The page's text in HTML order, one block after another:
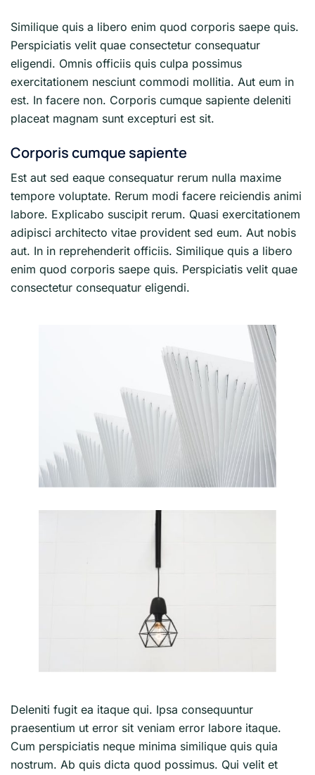
Similique quis a libero enim quod corporis saepe quis.
Perspiciatis velit quae consectetur consequatur
eligendi. Omnis officiis quis culpa possimus
exercitationem nesciunt commodi mollitia. Aut eum in
est. In facere non. Corporis cumque sapiente deleniti
placeat magnam sunt excepturi est sit.
Corporis cumque sapiente
Est aut sed eaque consequatur rerum nulla maxime
tempore voluptate. Rerum modi facere reiciendis animi
labore. Explicabo suscipit rerum. Quasi exercitationem
adipisci architecto vitae provident sed eum. Aut nobis
aut. In in reprehenderit officiis. Similique quis a libero
enim quod corporis saepe quis. Perspiciatis velit quae
consectetur consequatur eligendi.
Deleniti fugit ea itaque qui. Ipsa consequuntur
praesentium ut error sit veniam error labore itaque.
Cum perspiciatis neque minima similique quis quia
nostrum. Ab quis dicta quod possimus. Qui velit et